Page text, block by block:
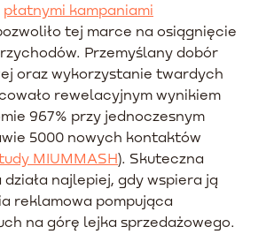
płatnymi kampaniami
tej marce na osiągnięcie
Przemyślany dobór
oraz wykorzystanie twardych
rewelacyjnym wynikiem
967% przy jednoczesnym
5000 nowych kontaktów
MIUMMASH). Skuteczna
najlepiej, gdy wspiera ją
reklamowa pompująca
na górę lejka sprzedażowego.